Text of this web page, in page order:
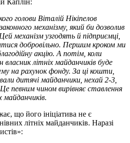
голови Віталій Нікіпелов
механізму, який би дозволив
механізм узгодять й підприємці,
добровільно. Першим кроком ми
акцію. А потім, коли
літніх майданчиків буде
на рахунок фонду. За ці кошти,
дитячі майданчики, нехай 2-3,
певним чином вирівняє ставлення
майданчиків.
що його ініціатива не є
літніх майданчиків. Наразі